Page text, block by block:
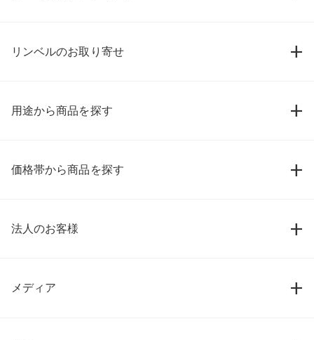
リンベルのお取り寄せ
用途から商品を探す
価格帯から商品を探す
法人のお客様
メディア